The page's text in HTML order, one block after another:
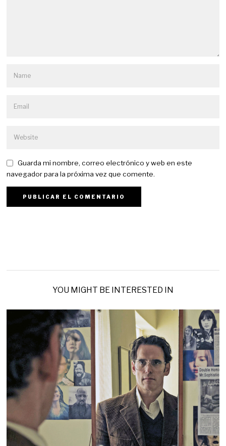
Guarda mi nombre, correo electrónico y web en este
navegador para la próxima vez que comente.
YOU MIGHT BE INTERESTED IN